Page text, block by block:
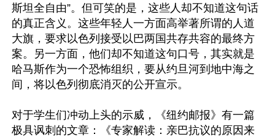
斯坦全自由”。但可笑的是，这些人却不知道这句话
的真正含义。这些年轻人一方面高举著所谓的人道
大旗，要求以色列接受以巴两国共存共容的最终方
案。另一方面，他们却不知道这句口号，其实就是
哈马斯作为一个恐怖组织，要从约旦河到地中海之
间，将以色列彻底消灭的公开宣示。
对于学生们冲动上头的示威，《纽约邮报》有一篇
极具讽刺的文章：《专家解读：亲巴抗议的原因来